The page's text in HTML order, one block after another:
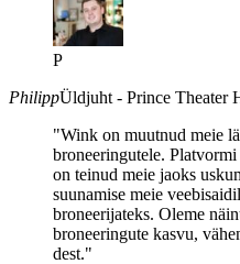
P
PhilippÜldjuht - Prince Theater
"Wink on muutnud meie
broneeringutele.
on teinud meie jaoks
suunamise meie
broneerijateks. Oleme
broneeringute kasvu,
dest."